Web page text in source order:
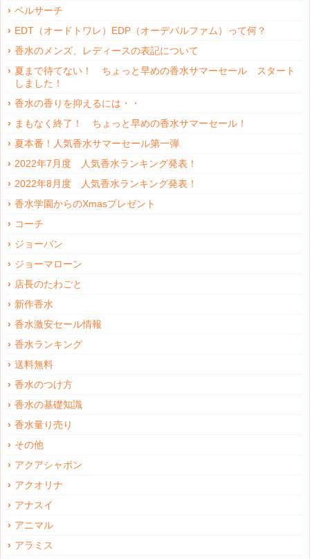
ベルサーチ
EDT（オードトワレ）EDP（オーデパルファム）って何？
香水のメンズ、レディースの表記について
夏まで待てない！ ちょっと早めの香水サマーセール スタート
しました！
香水の香りを抑えるには・・
まもなく終了！ ちょっと早めの香水サマーセール！
夏本番！人気香水サマーセール第一弾
2022年7月度 人気香水ランキング発表！
2022年8月度 人気香水ランキング発表！
香水学園からのXmasプレゼント
コーチ
ジョーバン
ジョーマローン
店長のたわごと
新作香水
香水激安セール情報
香水ランキング
送料無料
香水のつけ方
香水の基礎知識
香水量り売り
その他
アクアシャボン
アクオリナ
アナスイ
アニマル
アラミス